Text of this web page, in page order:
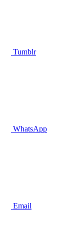
Tumblr
WhatsApp
Email